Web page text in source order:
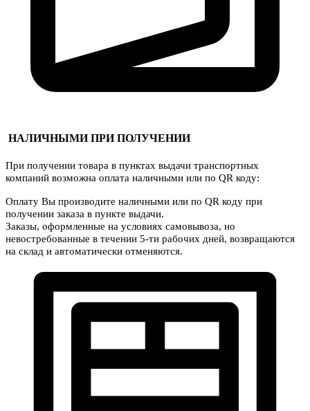
НАЛИЧНЫМИ ПРИ ПОЛУЧЕНИИ
При получении товара в пунктах выдачи транспортных
компаний возможна оплата наличными или по QR коду:
Оплату Вы производите наличными или по QR коду при
получении заказа в пункте выдачи.
Заказы, оформленные на условиях самовывоза, но
невостребованные в течении 5-ти рабочих дней, возвращаются
на склад и автоматически отменяются.